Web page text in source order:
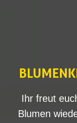
Ihr freut
Blumen